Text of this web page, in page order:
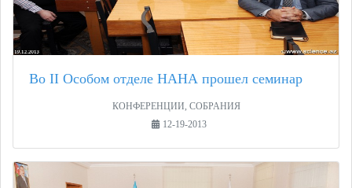
Во II Особом отделе НАНА прошел семинар
КОНФЕРЕНЦИИ, СОБРАНИЯ
12-19-2013